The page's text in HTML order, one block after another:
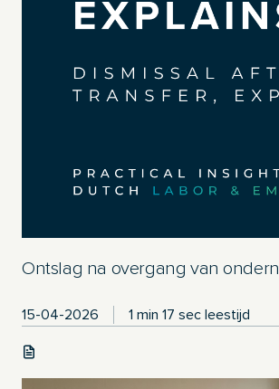
Ontslag na overgang van
15-04-2026 1 min 17 sec leestijd